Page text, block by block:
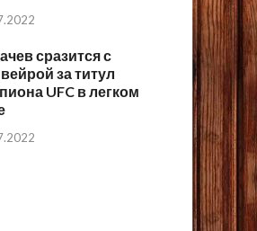
сразится с
за титул
UFC в легком